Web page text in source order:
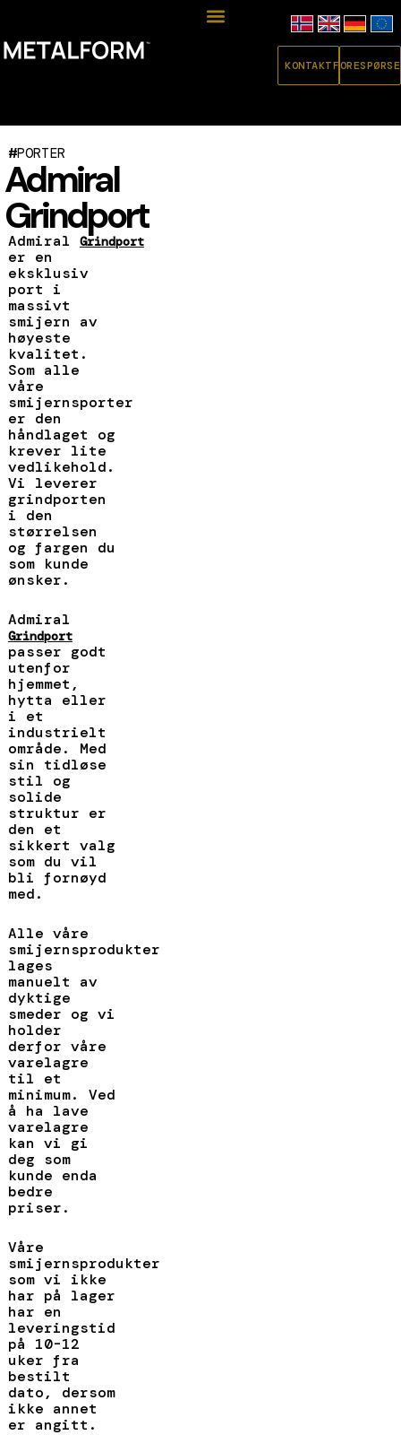
KONTAKT
#PORTER
Admiral
Grindport
Admiral Grindport
er en
eksklusiv
port i
massivt
smijern av
høyeste
kvalitet.
Som alle
våre
smijernsporter
er den
håndlaget og
krever lite
vedlikehold.
Vi leverer
grindporten
i den
størrelsen
og fargen du
som kunde
ønsker.
Admiral
Grindport
passer godt
utenfor
hjemmet,
hytta eller
i et
industrielt
område. Med
sin tidløse
stil og
solide
struktur er
den et
sikkert valg
som du vil
bli fornøyd
med.
Alle våre
smijernsprodukter
lages
manuelt av
dyktige
smeder og vi
holder
derfor våre
varelagre
til et
minimum. Ved
å ha lave
varelagre
kan vi gi
deg som
kunde enda
bedre
priser.
Våre
smijernsprodukter
som vi ikke
har på lager
har en
leveringstid
på 10-12
uker fra
bestilt
dato, dersom
ikke annet
er angitt.